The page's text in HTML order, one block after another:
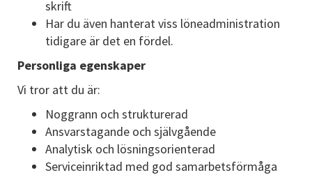
skrift
Har du även hanterat viss löneadministration
tidigare är det en fördel.
Personliga egenskaper
Vi tror att du är:
Noggrann och strukturerad
Ansvarstagande och självgående
Analytisk och lösningsorienterad
Serviceinriktad med god samarbetsförmåga